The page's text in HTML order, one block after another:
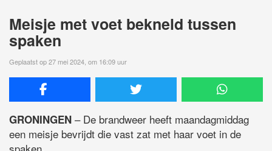
Meisje met voet bekneld tussen
spaken
Geplaatst op 27 mei 2024, om 16:09 uur
GRONINGEN – De brandweer heeft maandagmiddag
een meisje bevrijdt die vast zat met haar voet in de